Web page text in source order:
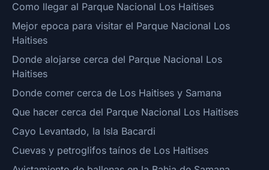
Como llegar al Parque Nacional Los Haitises
Mejor epoca para visitar el Parque Nacional Los
Haitises
Donde alojarse cerca del Parque Nacional Los
Haitises
Donde comer cerca de Los Haitises y Samana
Que hacer cerca del Parque Nacional Los Haitises
Cayo Levantado, la Isla Bacardi
Cuevas y petroglifos taínos de Los Haitises